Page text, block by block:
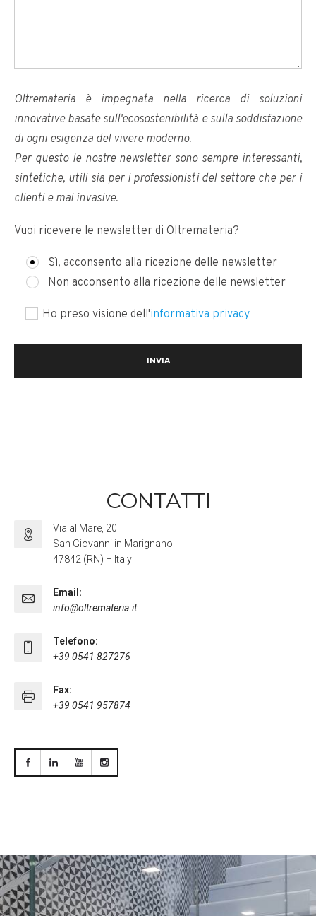
Oltremateria è impegnata nella ricerca di soluzioni
innovative basate sull'ecosostenibilità e sulla soddisfazione
di ogni esigenza del vivere moderno.
Per questo le nostre newsletter sono sempre interessanti,
sintetiche, utili sia per i professionisti del settore che per i
clienti e mai invasive.
Vuoi ricevere le newsletter di Oltremateria?
Sì, acconsento alla ricezione delle newsletter
Non acconsento alla ricezione delle newsletter
Ho preso visione dell'informativa privacy
CONTATTI
Via al Mare, 20
San Giovanni in Marignano
47842 (RN) – Italy
Email:
info@oltremateria.it
Telefono:
+39 0541 827276
Fax:
+39 0541 957874